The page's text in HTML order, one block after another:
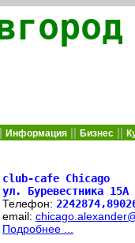
club-cafe Chicago
ул. Буревестника 15А
Телефон:
email:
Подробнее ...
Информация Бизнес